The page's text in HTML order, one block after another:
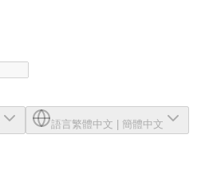
語言繁體中文 簡體中文